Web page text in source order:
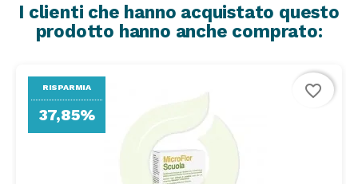
I clienti che hanno acquistato questo
prodotto hanno anche comprato:
RISPARMIA
37,85%
favorite_border